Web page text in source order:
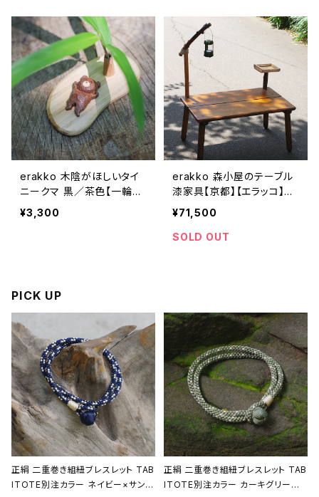
erakko 木陰がほしいタイ
ニークマ 黒／茶色【一輪挿
し】【京都】【エラッコ】【柴田
漆工房】【ギフト プレゼント】
¥3,300
erakko 森小屋のテーブル
漆家具【京都】【エラッコ】
【柴田漆工房】【座卓】【ロー
テーブル】【送料無料】
¥71,500
SOLD OUT
PICK UP
正絹 二重巻き組紐ブレスレット TAB
ITOTE別注カラー ネイビー×サンド
正絹 二重巻き組紐ブレスレット TAB
ITOTE別注カラー カーキグリーン